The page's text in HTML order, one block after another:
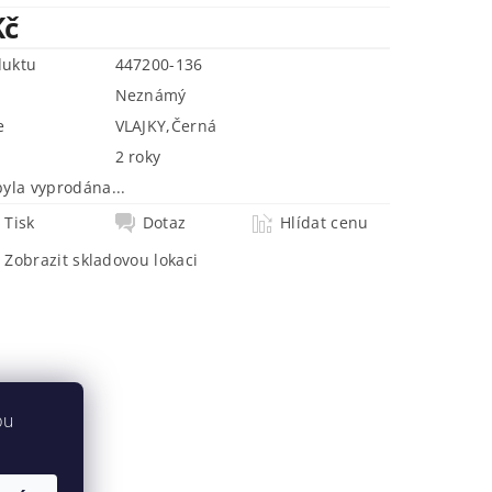
447200-136
Neznámý
VLAJKY,Černá
2 roky
vyprodána...
Tisk
Dotaz
Hlídat cenu
Zobrazit skladovou lokaci